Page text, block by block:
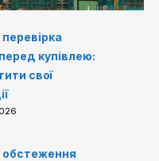
перевірка
купівлею:
свої
обстеження